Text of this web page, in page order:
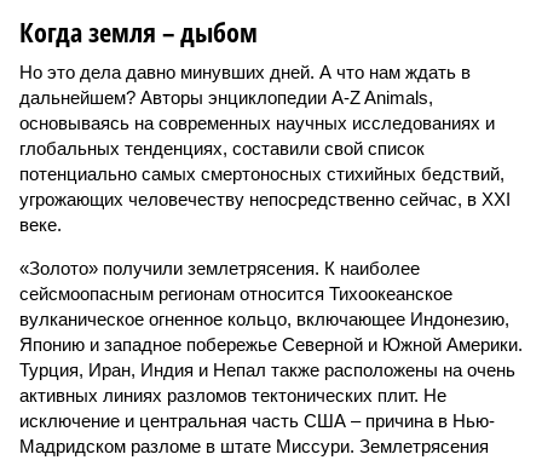
Когда земля – дыбом
Но это дела давно минувших дней. А что нам ждать в
дальнейшем? Авторы энциклопедии A-Z Animals,
основываясь на современных научных исследованиях и
глобальных тенденциях, составили свой список
потенциально самых смертоносных стихийных бедствий,
угрожающих человечеству непосредственно сейчас, в XXI
веке.
«Золото» получили землетрясения. К наиболее
сейсмоопасным регионам относится Тихоокеанское
вулканическое огненное кольцо, включающее Индонезию,
Японию и западное побережье Северной и Южной Америки.
Турция, Иран, Индия и Непал также расположены на очень
активных линиях разломов тектонических плит. Не
исключение и центральная часть США – причина в Нью-
Мадридском разломе в штате Миссури. Землетрясения